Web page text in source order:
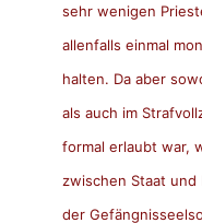
sehr wenigen
allenfalls einmal
halten. Da aber
als auch im
formal erlaubt war,
zwischen Staat und
der